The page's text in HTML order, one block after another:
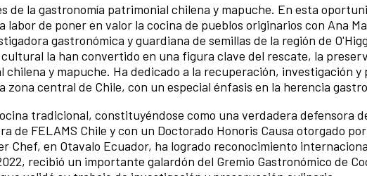
de la gastronomía patrimonial chilena y mapuche. En esta
de poner en valor la cocina de pueblos originarios con Ana
gastronómica y guardiana de semillas de la región de
la han convertido en una figura clave del rescate, la
chilena y mapuche. Ha dedicado a la recuperación, investigación y
zona central de Chile, con un especial énfasis en la herencia
tradicional, constituyéndose como una verdadera defensora
de FELAMS Chile y con un Doctorado Honoris Causa otorgado
Chef, en Otavalo Ecuador, ha logrado reconocimiento
recibió un importante galardón del Gremio Gastronómico de